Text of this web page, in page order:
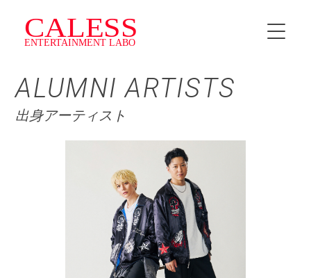
HOME
INSTRUCTOR
SCHEDULE
料金・プラン
CALESS Jr.
TOPICS
ALUMNI ARTISTS
出身アーティスト